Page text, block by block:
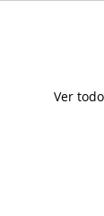
Ver todo